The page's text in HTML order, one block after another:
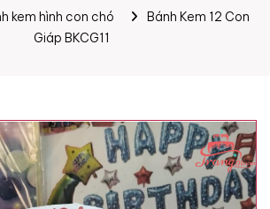
kem hình con chó
Bánh Kem 12 Con
Giáp BKCG11